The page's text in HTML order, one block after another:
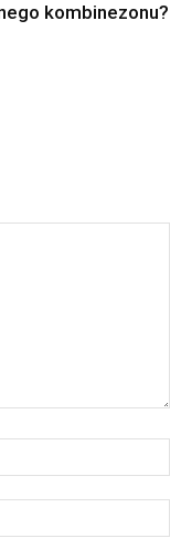
kombinezonu?